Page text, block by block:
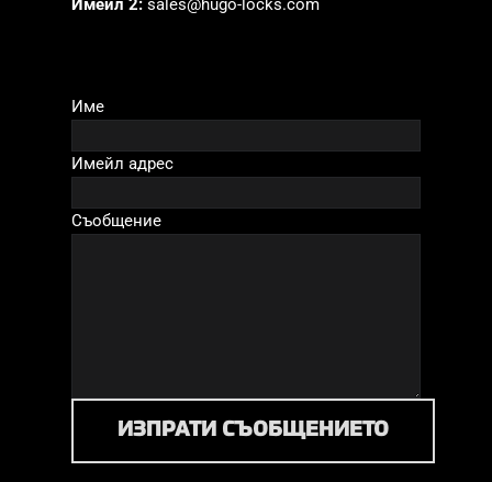
Имейл 2:sales@hugo-locks.com
Име
Имейл адрес
Съобщение